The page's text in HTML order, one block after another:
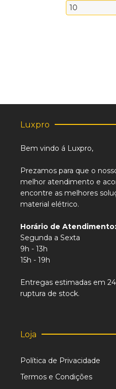
Luxpro
Bem vindo á Luxpro,
Prezamos para que o
melhor atendimento e
encontre as melhores
material elétrico.
Horário de Atendimento:
Segunda a Sexta
9h - 13h
15h - 19h
Entregas estimadas em
ruptura de stock.
Loja
Política de Privacidade
Termos e Condições